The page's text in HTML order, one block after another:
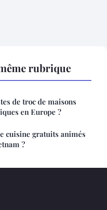
rubrique
de troc de maisons
en Europe ?
cuisine gratuits animés
?